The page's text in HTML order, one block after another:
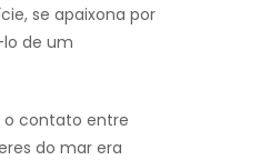
se apaixona por
de um
o contato entre
do mar era